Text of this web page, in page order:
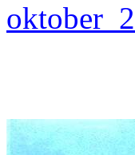
oktober